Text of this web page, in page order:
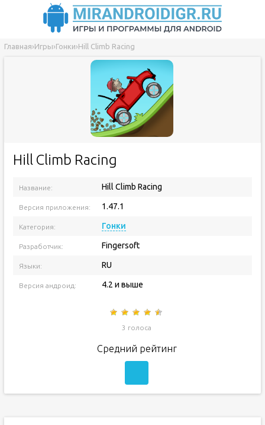
Главная›Игры›Гонки›Hill Climb Racing
Hill Climb Racing
Название: Hill Climb Racing
Версия приложения: 1.47.1
Категория: Гонки
Разработчик: Fingersoft
Языки: RU
Версия андроид: 4.2 и выше
3 голоса
Средний рейтинг